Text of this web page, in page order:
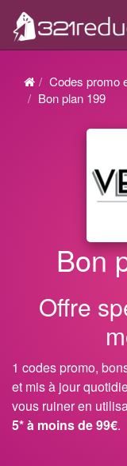
Codes promo
Bon plan 199
Bon
Offre
1 codes promo,
et mis à jour
vous ruiner en
5* à moins de 99€.